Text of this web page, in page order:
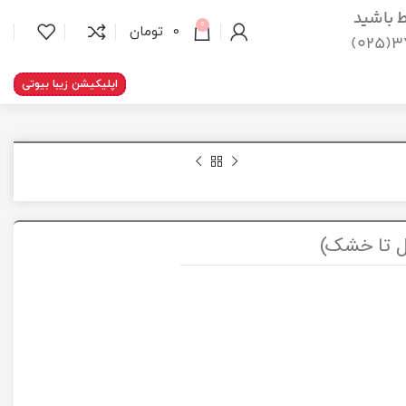
باشید
0
0 تومان
اپلیکیشن زیبا بیوتی
تا خشک)